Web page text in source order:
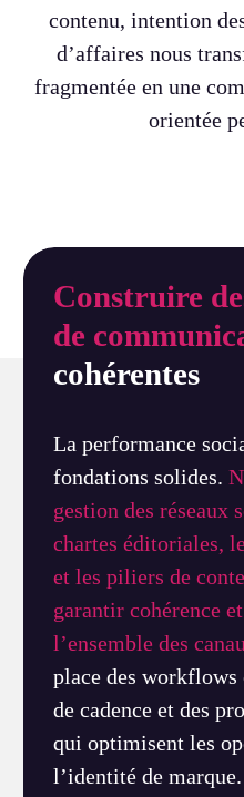
contenu, intention
d’affaires nous
fragmentée en une
orientée
Construire
de
cohérentes
La performance
fondations solides.
gestion des réseaux
chartes éditoriales,
et les piliers de
garantir cohérence
l’ensemble des
place des
de cadence et des
qui optimisent les
l’identité de